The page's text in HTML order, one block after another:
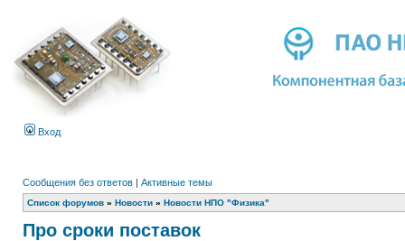
Вход
Сообщения без ответов | Активные темы
Список форумов » Новости » Новости НПО "Физика"
Про сроки поставок